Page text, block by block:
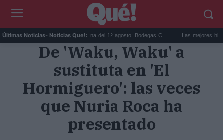
Últimas Noticias- Noticias Que!:
Eclipse solar en Cariñena del 12 agosto: Bodegas C... Las mejores hipotecas
De 'Waku, Waku' a
sustituta en 'El
Hormiguero': las veces
que Nuria Roca ha
presentado